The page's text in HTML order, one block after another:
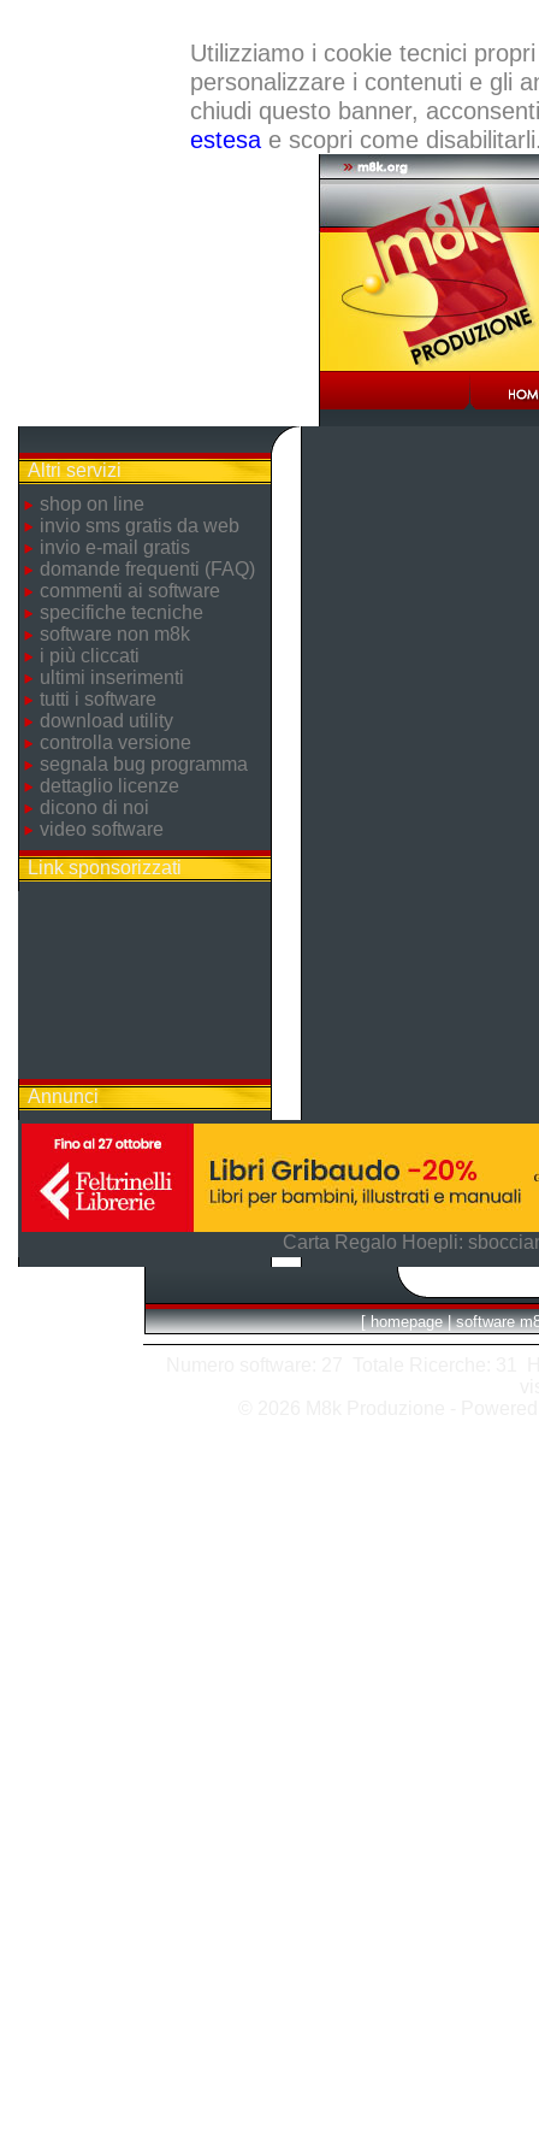
Utilizziamo i cookie tecnici
personalizzare i contenuti e gli
chiudi questo banner,
estesae scopri come
Altri servizi
shop on line
invio sms gratis da web
invio e-mail gratis
domande frequenti (FAQ)
commenti ai software
specifiche tecniche
software non m8k
i più cliccati
ultimi inserimenti
tutti i software
download utility
controlla versione
segnala bug programma
dettaglio licenze
dicono di noi
video software
Link sponsorizzati
Annunci
Carta Regalo Hoepli:
[ homepage | software